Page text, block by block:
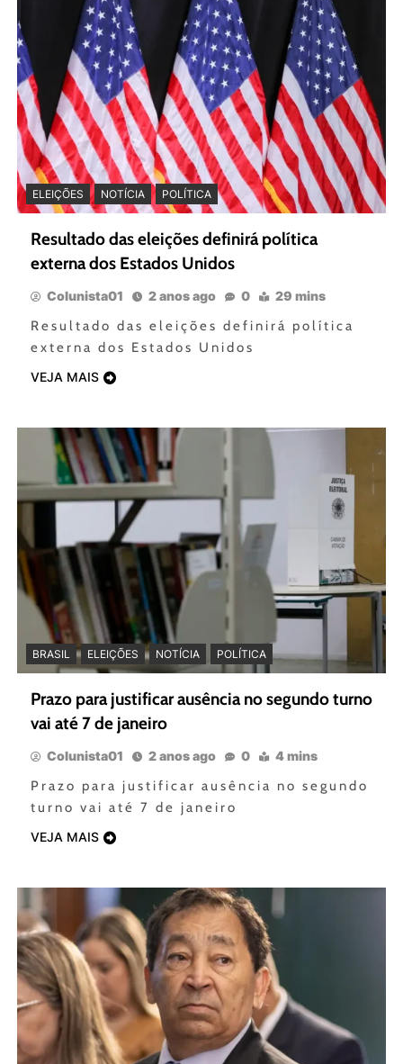
ELEIÇÕES NOTÍCIA POLÍTICA
Resultado das eleições definirá política
externa dos Estados Unidos
Colunista01 2 anos ago 0 29 mins
Resultado das eleições definirá política
externa dos Estados Unidos
VEJA MAIS
BRASIL ELEIÇÕES NOTÍCIA POLÍTICA
Prazo para justificar ausência no segundo turno
vai até 7 de janeiro
Colunista01 2 anos ago 0 4 mins
Prazo para justificar ausência no segundo
turno vai até 7 de janeiro
VEJA MAIS